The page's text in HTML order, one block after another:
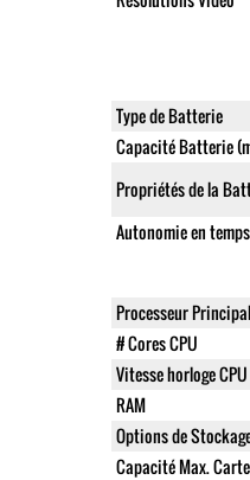
Type de Batterie
Capacité Batterie
Propriétés de la
Autonomie en
Processeur Principal
# Cores CPU
Vitesse horloge CPU
RAM
Options de
Capacité Max.